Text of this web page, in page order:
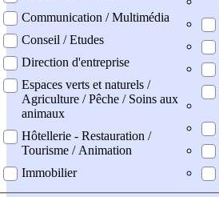
Communication / Multimédia
Conseil / Etudes
Direction d'entreprise
Espaces verts et naturels /
Agriculture / Pêche / Soins aux
animaux
Hôtellerie - Restauration /
Tourisme / Animation
Immobilier